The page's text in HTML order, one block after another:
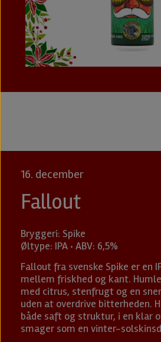
16. december
Fallout
Bryggeri: Spike
Øltype: IPA · ABV: 6,5%
Falloutfra svenske Spike er en
mellem friskhed og kant.
med citrus, stenfrugt og en
uden at overdrive bitterheden.
både saft og struktur, i en klar
smager som en vinter-